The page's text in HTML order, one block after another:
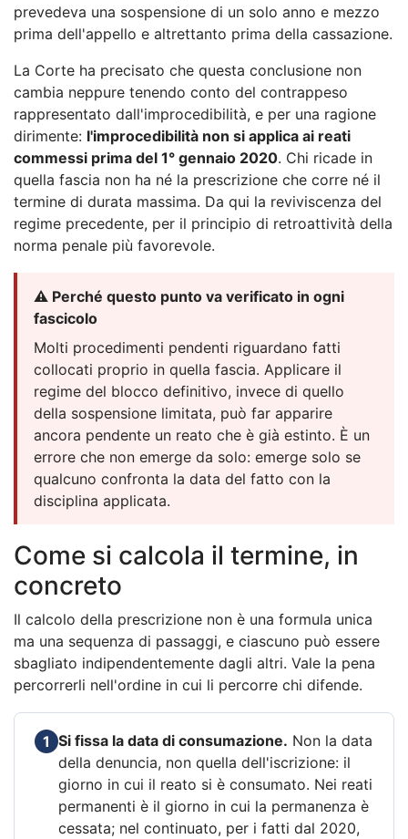
prevedeva una sospensione di un solo anno e mezzo
prima dell'appello e altrettanto prima della cassazione.
La Corte ha precisato che questa conclusione non
cambia neppure tenendo conto del contrappeso
rappresentato dall'improcedibilità, e per una ragione
dirimente: l'improcedibilità non si applica ai reati
commessi prima del 1° gennaio 2020. Chi ricade in
quella fascia non ha né la prescrizione che corre né il
termine di durata massima. Da qui la reviviscenza del
regime precedente, per il principio di retroattività della
norma penale più favorevole.
⚠️ Perché questo punto va verificato in ogni
fascicolo
Molti procedimenti pendenti riguardano fatti
collocati proprio in quella fascia. Applicare il
regime del blocco definitivo, invece di quello
della sospensione limitata, può far apparire
ancora pendente un reato che è già estinto. È un
errore che non emerge da solo: emerge solo se
qualcuno confronta la data del fatto con la
disciplina applicata.
Come si calcola il termine, in
concreto
Il calcolo della prescrizione non è una formula unica
ma una sequenza di passaggi, e ciascuno può essere
sbagliato indipendentemente dagli altri. Vale la pena
percorrerli nell'ordine in cui li percorre chi difende.
1 Si fissa la data di consumazione. Non la data
della denuncia, non quella dell'iscrizione: il
giorno in cui il reato si è consumato. Nei reati
permanenti è il giorno in cui la permanenza è
cessata; nel continuato, per i fatti dal 2020,